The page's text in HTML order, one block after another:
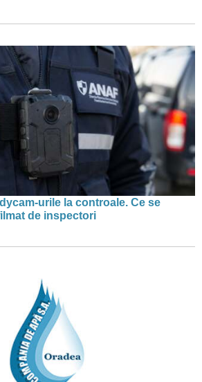
urile la controale. Ce se
de inspectori